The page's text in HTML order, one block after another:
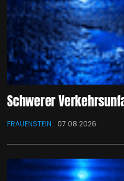
Schwerer
FRAUENSTEIN 07.08.2026